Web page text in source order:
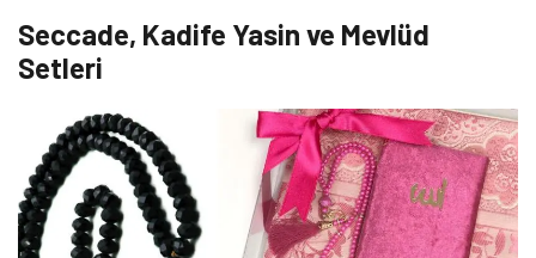
Seccade, Kadife Yasin ve Mevlüd
Setleri